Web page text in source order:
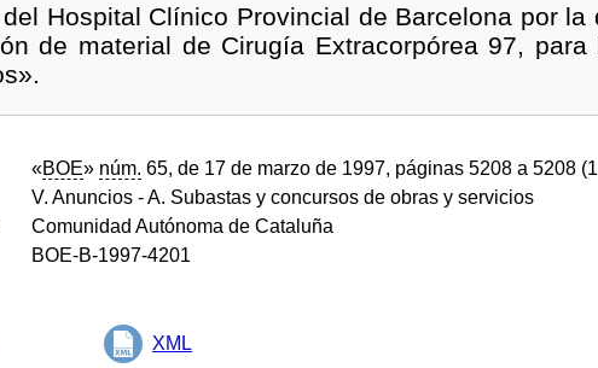
Hospital Clínico Provincial de Barcelona por
de material de Cirugía Extracorpórea 97,
«BOE» núm. 65, de 17 de marzo de 1997, páginas 5208 a 5208 (1
V. Anuncios - A. Subastas y concursos de obras y servicios
Comunidad Autónoma de Cataluña
BOE-B-1997-4201
XML